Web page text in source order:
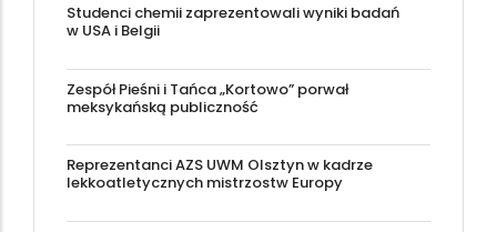
Studenci chemii zaprezentowali wyniki badań
w USA i Belgii
Zespół Pieśni i Tańca „Kortowo” porwał
meksykańską publiczność
Reprezentanci AZS UWM Olsztyn w kadrze
lekkoatletycznych mistrzostw Europy